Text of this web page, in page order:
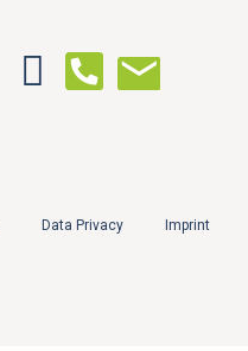
Data Privacy Imprint